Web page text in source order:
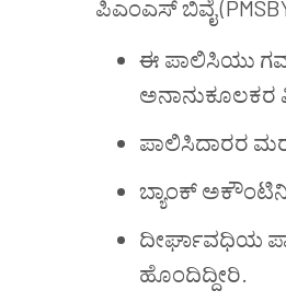
ಪಿಎಂಎಸ್ ಬಿವೈ
ಈ ಪಾಲಿಸಿಯು
ಅನಾನುಕೂಲಕರ
ಪಾಲಿಸಿದಾರರ
ಬ್ಯಾಂಕ್
ದೀರ್ಘಾವಧಿಯ
ಹೊಂದಿದ್ದೀರಿ.